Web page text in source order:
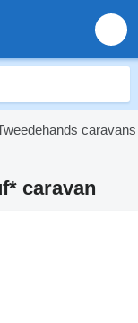
caravans
caravan